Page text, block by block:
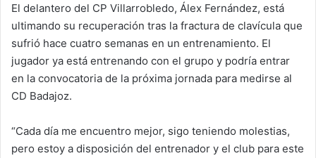
El delantero del CP Villarrobledo, Álex Fernández, está
ultimando su recuperación tras la fractura de clavícula que
sufrió hace cuatro semanas en un entrenamiento. El
jugador ya está entrenando con el grupo y podría entrar
en la convocatoria de la próxima jornada para medirse al
CD Badajoz.
“Cada día me encuentro mejor, sigo teniendo molestias,
pero estoy a disposición del entrenador y el club para este